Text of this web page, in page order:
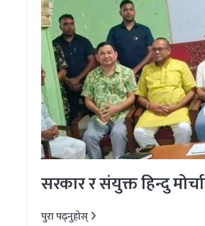
सरकार र संयुक्त हिन्दु
पुरा पढ्नुहोस्